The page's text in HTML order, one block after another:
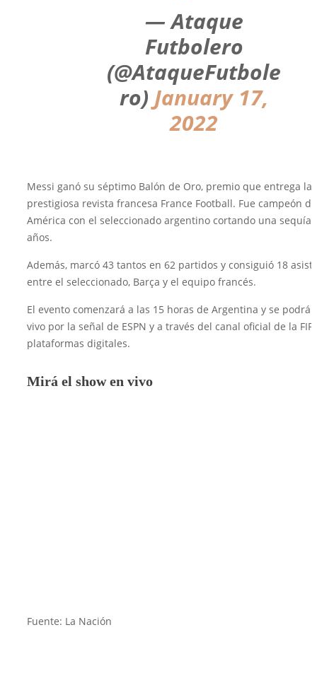
— Ataque
Futbolero
(@AtaqueFutbole
ro) January 17,
2022
Messi ganó su séptimo Balón de Oro, premio que entrega la
prestigiosa revista francesa France Football. Fue campeón
América con el seleccionado argentino cortando una sequía
años.
Además, marcó 43 tantos en 62 partidos y consiguió 18
entre el seleccionado, Barça y el equipo francés.
El evento comenzará a las 15 horas de Argentina y se podrá
vivo por la señal de ESPN y a través del canal oficial de la
plataformas digitales.
Mirá el show en vivo
Fuente: La Nación